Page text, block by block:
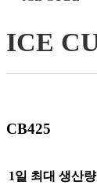
ICE
CB425
1일 최대 생산량